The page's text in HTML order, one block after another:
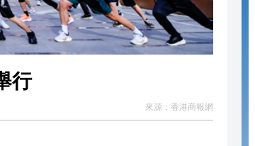
行
來源： 香港商報網